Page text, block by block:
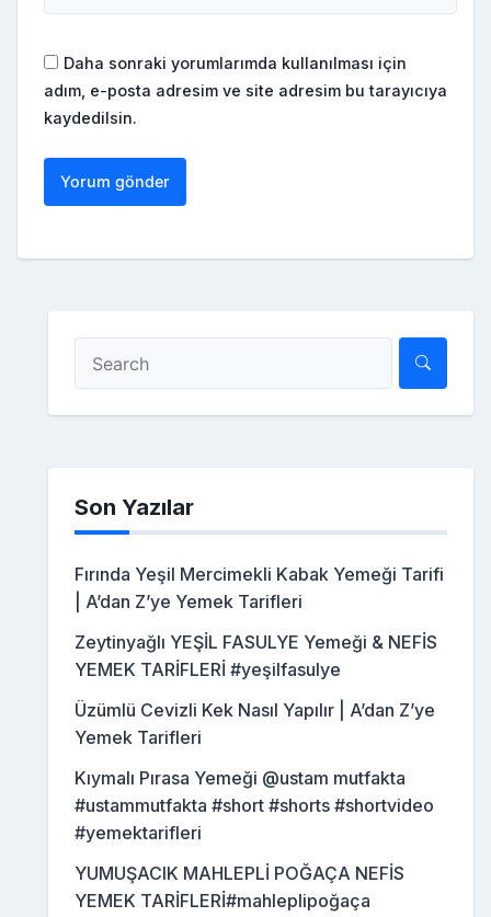
Daha sonraki yorumlarımda kullanılması için
adım, e-posta adresim ve site adresim bu tarayıcıya
kaydedilsin.
Son Yazılar
Fırında Yeşil Mercimekli Kabak Yemeği Tarifi
| A’dan Z’ye Yemek Tarifleri
Zeytinyağlı YEŞİL FASULYE Yemeği & NEFİS
YEMEK TARİFLERİ #yeşilfasulye
Üzümlü Cevizli Kek Nasıl Yapılır | A’dan Z’ye
Yemek Tarifleri
Kıymalı Pırasa Yemeği @ustam mutfakta
#ustammutfakta #short #shorts #shortvideo
#yemektarifleri
YUMUŞACIK MAHLEPLİ POĞAÇA NEFİS
YEMEK TARİFLERİ#mahleplipoğaça